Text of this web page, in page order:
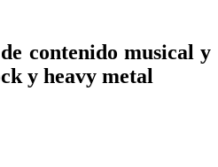
contenido musical y
y heavy metal